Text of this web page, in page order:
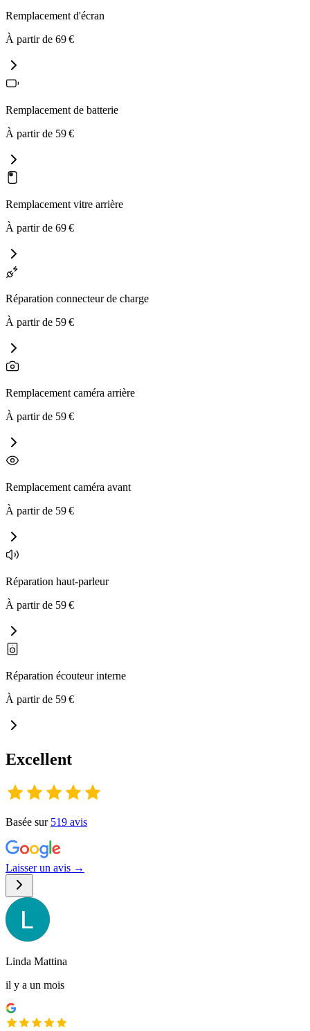
Remplacement d'écran
À partir de 69€
Remplacement de batterie
À partir de 59€
Remplacement vitre arrière
À partir de 69€
Réparation connecteur de charge
À partir de 59€
Remplacement caméra arrière
À partir de 59€
Remplacement caméra avant
À partir de 59€
Réparation haut-parleur
À partir de 59€
Réparation écouteur interne
À partir de 59€
Excellent
Basée sur 519 avis
Laisser un avis →
Linda Mattina
il y a un mois